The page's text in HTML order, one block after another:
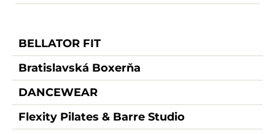
BELLATOR FIT
Bratislavská Boxerňa
DANCEWEAR
Flexity Pilates & Barre Studio